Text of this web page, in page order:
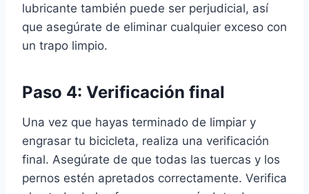
lubricante también puede ser perjudicial, así
que asegúrate de eliminar cualquier exceso con
un trapo limpio.
Paso 4: Verificación final
Una vez que hayas terminado de limpiar y
engrasar tu bicicleta, realiza una verificación
final. Asegúrate de que todas las tuercas y los
pernos estén apretados correctamente. Verifica